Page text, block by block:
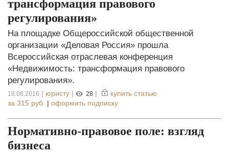
трансформация правового
регулирования»
На площадке Общероссийской общественной
организации «Деловая Россия» прошла
Всероссийская отраслевая конференция
«Недвижимость: трансформация правового
регулирования».
18.08.2016 | юристу | 28 |
купить статью
за 315 руб. | оформить подписку
Нормативно-правовое поле: взгляд
бизнеса